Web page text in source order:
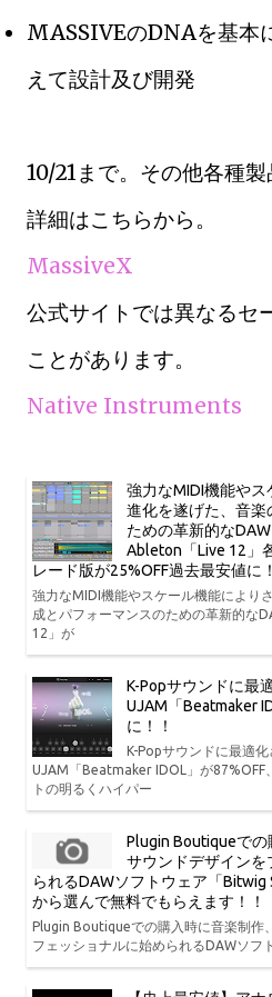
MASSIVEのDNAを基本
えて設計及び開発
10/21まで。その他各種製
詳細はこちらから。
MassiveX
公式サイトでは異なるセ
ことがあります。
Native Instruments
強力なMIDI機能や
進化を遂げた、音
ための革新的な
Ableton「Live 12」
レード版が25%OFF過去最安値に
強力なMIDI機能やスケール機能により
成とパフォーマンスのための革新的な
12」が
K-Popサウンドに最
UJAM「Beatmaker
に！！
K-Popサウンドに最適
UJAM「Beatmaker IDOL」が87%OFF
トの明るくハイパー
Plugin Boutiqueでの
サウンドデザインを
られるDAWソフトウェア「Bitwig
から選んで無料でもらえます！！
Plugin Boutiqueでの購入時に音楽制作
フェッショナルに始められるDAWソ